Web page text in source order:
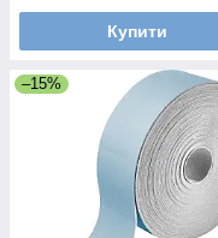
Купити
–15%